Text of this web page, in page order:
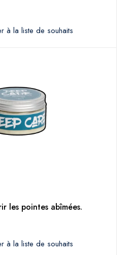
à la liste de souhaits
les pointes abîmées.
à la liste de souhaits